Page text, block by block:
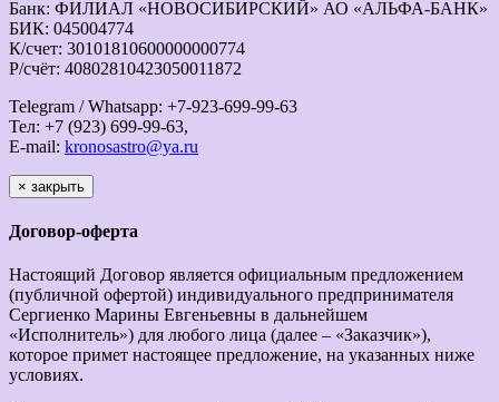
Банк: ФИЛИАЛ «НОВОСИБИРСКИЙ» АО «АЛЬФА-БАНК»
БИК: 045004774
К/счет: 30101810600000000774
Р/счёт: 40802810423050011872
Telegram / Whatsapp: +7-923-699-99-63
Тел: +7 (923) 699-99-63,
E-mail: kronosastro@ya.ru
× закрыть
Договор-оферта
Настоящий Договор является официальным предложением
(публичной офертой) индивидуального предпринимателя
Сергиенко Марины Евгеньевны в дальнейшем
«Исполнитель») для любого лица (далее – «Заказчик»),
которое примет настоящее предложение, на указанных ниже
условиях.